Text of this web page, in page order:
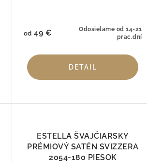
Odosielame od 14-21
prac.dní
od 49 €
DETAIL
ESTELLA ŠVAJČIARSKY
PRÉMIOVÝ SATÉN SVIZZERA
2054-180 PIESOK